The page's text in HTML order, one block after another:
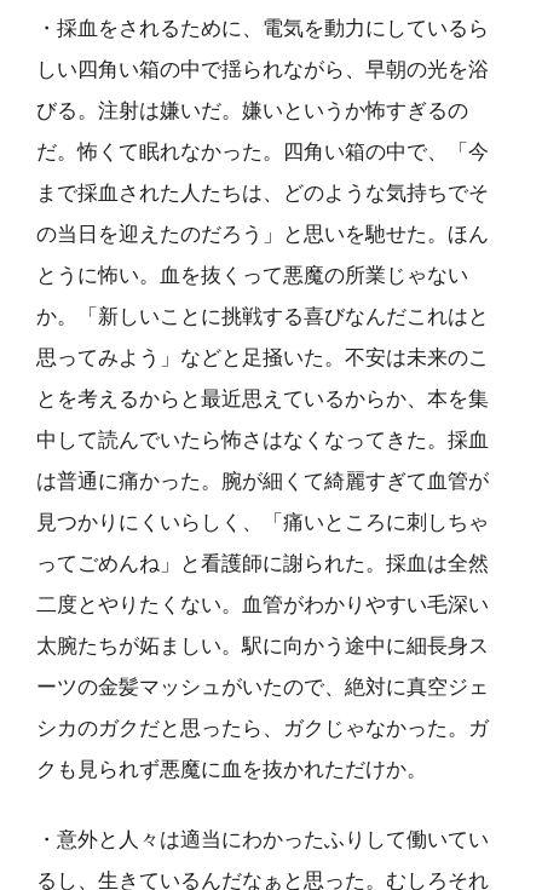
・採血をされるために、電気を動力にしているら
しい四角い箱の中で揺られながら、早朝の光を浴
びる。注射は嫌いだ。嫌いというか怖すぎるの
だ。怖くて眠れなかった。四角い箱の中で、「今
まで採血された人たちは、どのような気持ちでそ
の当日を迎えたのだろう」と思いを馳せた。ほん
とうに怖い。血を抜くって悪魔の所業じゃない
か。「新しいことに挑戦する喜びなんだこれはと
思ってみよう」などと足掻いた。不安は未来のこ
とを考えるからと最近思えているからか、本を集
中して読んでいたら怖さはなくなってきた。採血
は普通に痛かった。腕が細くて綺麗すぎて血管が
見つかりにくいらしく、「痛いところに刺しちゃ
ってごめんね」と看護師に謝られた。採血は全然
二度とやりたくない。血管がわかりやすい毛深い
太腕たちが妬ましい。駅に向かう途中に細長身ス
ーツの金髪マッシュがいたので、絶対に真空ジェ
シカのガクだと思ったら、ガクじゃなかった。ガ
クも見られず悪魔に血を抜かれただけか。
・意外と人々は適当にわかったふりして働いてい
るし、生きているんだなぁと思った。むしろそれ